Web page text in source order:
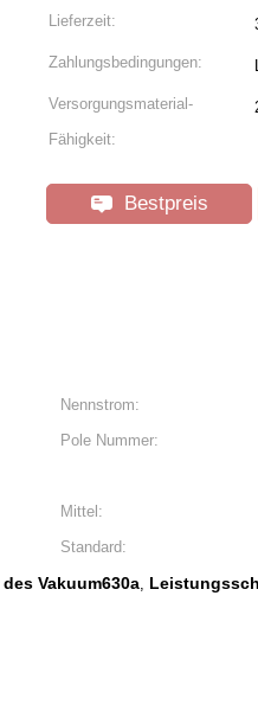
Lieferzeit:
Zahlungsbedingungen:
Versorgungsmaterial-
Fähigkeit:
Bestpreis
Nennstrom:
Pole Nummer:
Mittel:
Standard:
Vakuum630a,